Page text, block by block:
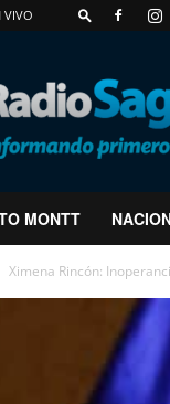
VIVO
MONTT
Ximena Rincón: